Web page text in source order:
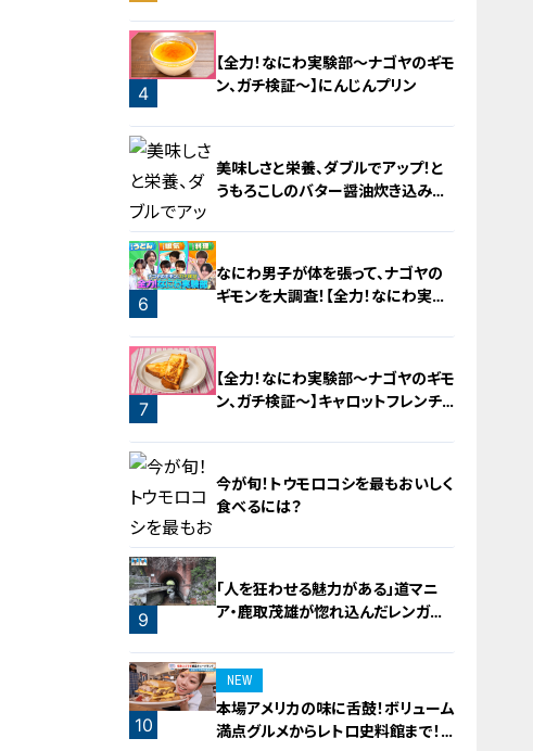
2
4
【全力！なにわ実験部～ナゴヤのギモ
ン、ガチ検証～】にんじんプリン
5
美味しさと栄養、ダブルでアップ！と
うもろこしのバター醤油炊き込みご
6
なにわ男子が体を張って、ナゴヤの
ギモンを大調査！【全力！なにわ実験
7
【全力！なにわ実験部～ナゴヤのギモ
ン、ガチ検証～】キャロットフレンチ
8
今が旬！トウモロコシを最もおいしく
食べるには？
9
「人を狂わせる魅力がある」道マニ
ア・鹿取茂雄が惚れ込んだレンガの
10
NEW
本場アメリカの味に舌鼓！ボリューム
満点グルメからレトロ史料館まで！